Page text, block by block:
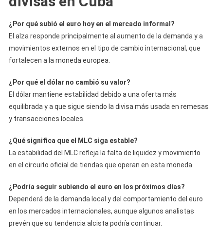
¿Por qué subió el euro hoy en el mercado informal?
El alza responde principalmente al aumento de la demanda y a
movimientos externos en el tipo de cambio internacional, que
fortalecen a la moneda europea.
¿Por qué el dólar no cambió su valor?
El dólar mantiene estabilidad debido a una oferta más
equilibrada y a que sigue siendo la divisa más usada en remesas
y transacciones locales.
¿Qué significa que el MLC siga estable?
La estabilidad del MLC refleja la falta de liquidez y movimiento
en el circuito oficial de tiendas que operan en esta moneda.
¿Podría seguir subiendo el euro en los próximos días?
Dependerá de la demanda local y del comportamiento del euro
en los mercados internacionales, aunque algunos analistas
prevén que su tendencia alcista podría continuar.